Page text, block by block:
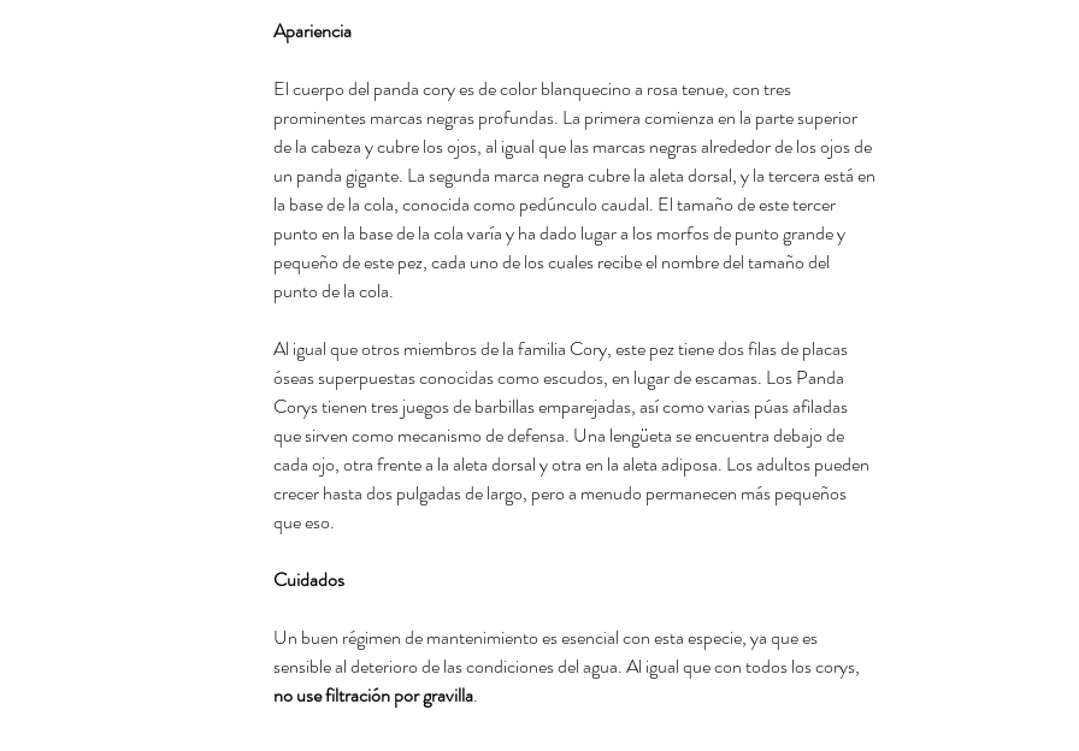
Apariencia
El cuerpo del panda cory es de color blanquecino a rosa tenue, con tres
prominentes marcas negras profundas. La primera comienza en la parte superior
de la cabeza y cubre los ojos, al igual que las marcas negras alrededor de los ojos de
un panda gigante. La segunda marca negra cubre la aleta dorsal, y la tercera está en
la base de la cola, conocida como pedúnculo caudal. El tamaño de este tercer
punto en la base de la cola varía y ha dado lugar a los morfos de punto grande y
pequeño de este pez, cada uno de los cuales recibe el nombre del tamaño del
punto de la cola.
Al igual que otros miembros de la familia Cory, este pez tiene dos filas de placas
óseas superpuestas conocidas como escudos, en lugar de escamas. Los Panda
Corys tienen tres juegos de barbillas emparejadas, así como varias púas afiladas
que sirven como mecanismo de defensa. Una lengüeta se encuentra debajo de
cada ojo, otra frente a la aleta dorsal y otra en la aleta adiposa. Los adultos pueden
crecer hasta dos pulgadas de largo, pero a menudo permanecen más pequeños
que eso.
Cuidados
Un buen régimen de mantenimiento es esencial con esta especie, ya que es
sensible al deterioro de las condiciones del agua. Al igual que con todos los corys,
no use filtración por gravilla.